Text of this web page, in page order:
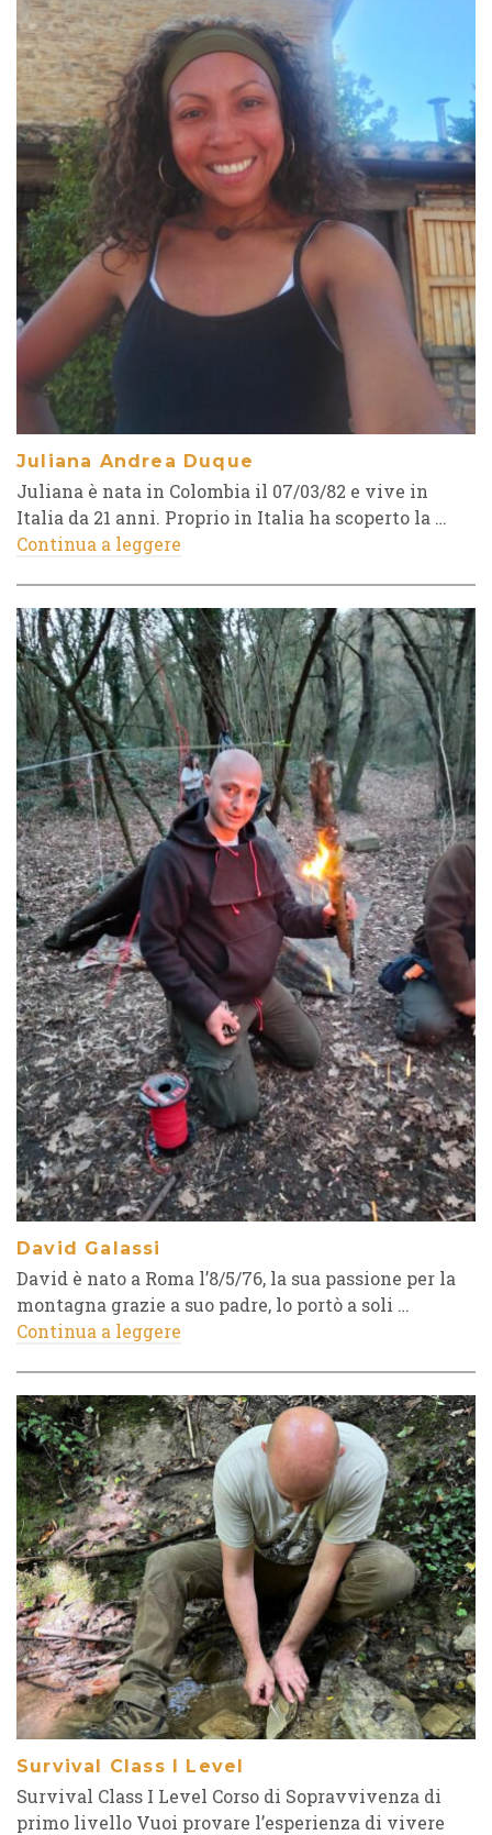
Juliana Andrea Duque
Juliana è nata in Colombia il 07/03/82 e vive in
Italia da 21 anni. Proprio in Italia ha scoperto la …
Continua a leggere
David Galassi
David è nato a Roma l’8/5/76, la sua passione per la
montagna grazie a suo padre, lo portò a soli …
Continua a leggere
Survival Class I Level
Survival Class I Level Corso di Sopravvivenza di
primo livello Vuoi provare l’esperienza di vivere